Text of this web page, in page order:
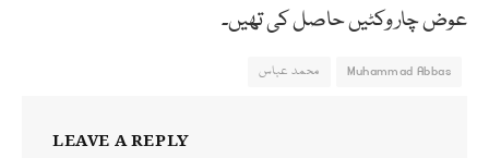
عوض چار وکٹیں حاصل کی تھیں۔
Muhammad Abbas محمد عباس
LEAVE A REPLY